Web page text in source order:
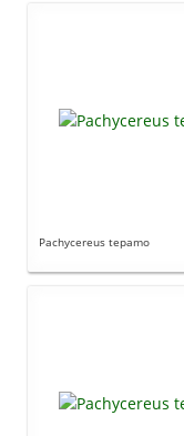
Pachycereus tepamo